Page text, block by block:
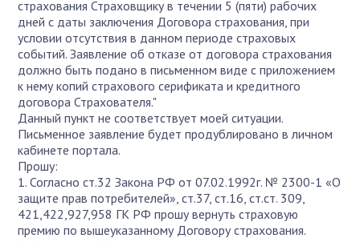
страхования Страховщику в течении 5 (пяти) рабочих
дней с даты заключения Договора страхования, при
условии отсутствия в данном периоде страховых
событий. Заявление об отказе от договора страхования
должно быть подано в письменном виде с приложением
к нему копий страхового серификата и кредитного
договора Страхователя."
Данный пункт не соответствует моей ситуации.
Письменное заявление будет продублировано в личном
кабинете портала.
Прошу:
1. Согласно ст.32 Закона РФ от 07.02.1992г. № 2300-1 «О
защите прав потребителей», ст.37, ст.16, ст.ст. 309,
421,422,927,958 ГК РФ прошу вернуть страховую
премию по вышеуказанному Договору страхования.